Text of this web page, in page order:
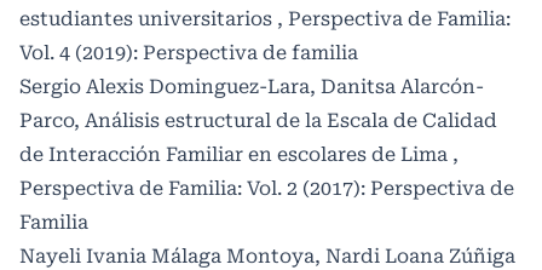
estudiantes universitarios , Perspectiva de Familia:
Vol. 4 (2019): Perspectiva de familia
Sergio Alexis Dominguez-Lara, Danitsa Alarcón-
Parco, Análisis estructural de la Escala de Calidad
de Interacción Familiar en escolares de Lima ,
Perspectiva de Familia: Vol. 2 (2017): Perspectiva de
Familia
Nayeli Ivania Málaga Montoya, Nardi Loana Zúñiga